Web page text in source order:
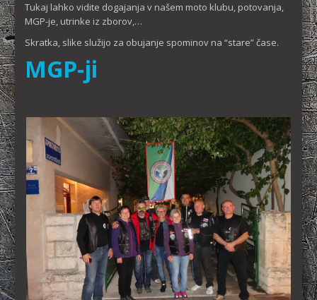
Tukaj lahko vidite dogajanja v našem moto klubu, potovanja,
MGP-je, utrinke iz zborov,…
Skratka, slike služijo za obujanje spominov na “stare” čase.
MGP-ji